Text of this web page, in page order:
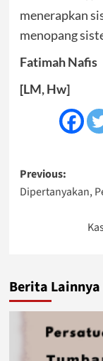
menerapkan
menopang
Fatimah Nafis
[LM, Hw]
Post
Previous:
Dipertanyakan,
Berita Lainnya